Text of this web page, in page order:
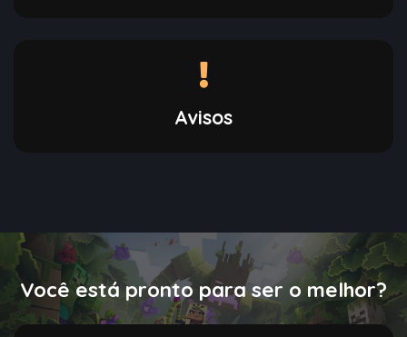
Avisos
Você está pronto para ser o melhor?